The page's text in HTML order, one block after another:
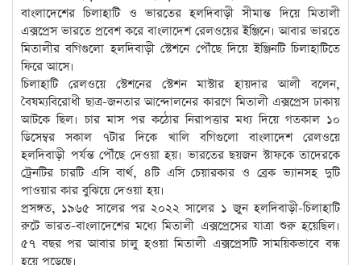
বাংলাদেশের চিলাহাটি ও ভারতের হলদিবাড়ী সীমান্ত দিয়ে মিতালী
এক্সপ্রেস ভারতে প্রবেশ করে বাংলাদেশ রেলওয়ের ইঞ্জিনে। আবার ভারতে
মিতালীর বগিগুলো হলদিবাড়ী স্টেশনে পৌঁছে দিয়ে ইঞ্জিনটি চিলাহাটিতে
ফিরে আসে।
চিলাহাটি রেলওয়ে স্টেশনের স্টেশন মাস্টার হায়দার আলী বলেন,
বৈষম্যবিরোধী ছাত্র-জনতার আন্দোলনের কারণে মিতালী এক্সপ্রেস ঢাকায়
আটকে ছিল। চার মাস পর কঠোর নিরাপত্তার মধ্য দিয়ে গতকাল ১০
ডিসেম্বর সকাল ৭টার দিকে খালি বগিগুলো বাংলাদেশ রেলওয়ে
হলদিবাড়ী পর্যন্ত পৌঁছে দেওয়া হয়। ভারতের ছয়জন স্টাফকে তাদেরকে
ট্রেনটির চারটি এসি বার্থ, ৪টি এসি চেয়ারকার ও ব্রেক ভ্যানসহ দুটি
পাওয়ার কার বুঝিয়ে দেওয়া হয়।
প্রসঙ্গত, ১৯৬৫ সালের পর ২০২২ সালের ১ জুন হলদিবাড়ী-চিলাহাটি
রুটে ভারত-বাংলাদেশের মধ্যে মিতালী এক্সপ্রেসের যাত্রা শুরু হয়েছিল।
৫৭ বছর পর আবার চালু হওয়া মিতালী এক্সপ্রেসটি সাময়িকভাবে বন্ধ